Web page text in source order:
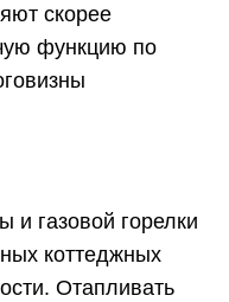
скорее
функцию по
и газовой горелки
коттеджных
Отапливать